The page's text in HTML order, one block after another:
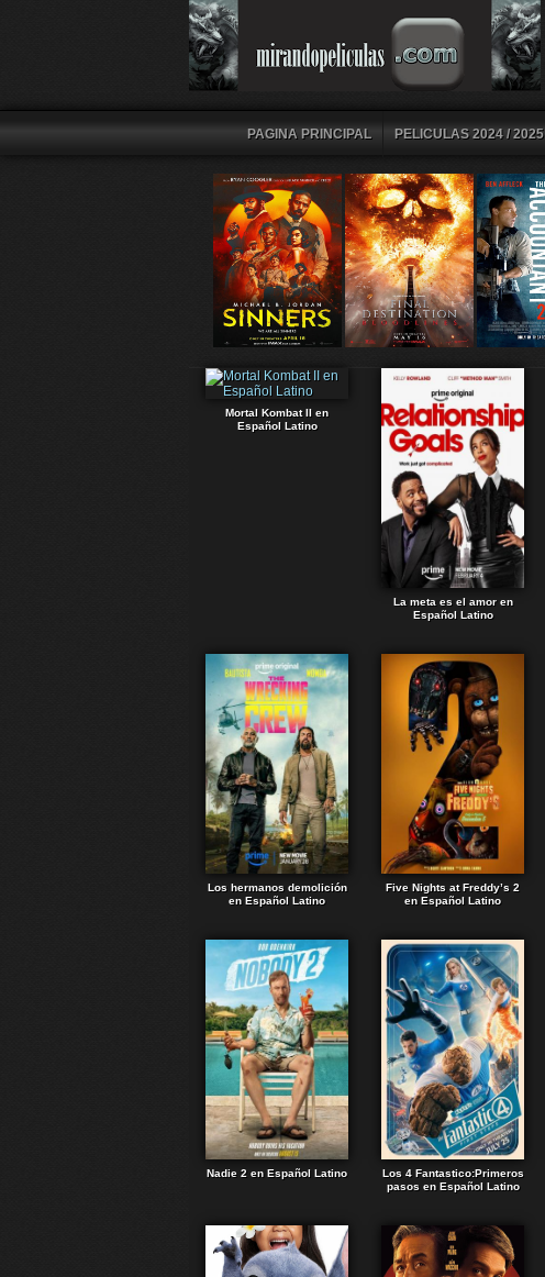
PAGINA PRINCIPAL PELICULAS 2024 / 2025
Mortal Kombat II en
Español Latino
La meta es el amor en
Español Latino
Los hermanos demolición
en Español Latino
Five Nights at Freddy’s 2
en Español Latino
Nadie 2 en Español Latino
Los 4 Fantastico:Primeros
pasos en Español Latino